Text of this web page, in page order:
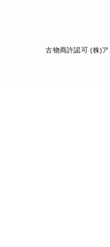
古物商許認可 (株)